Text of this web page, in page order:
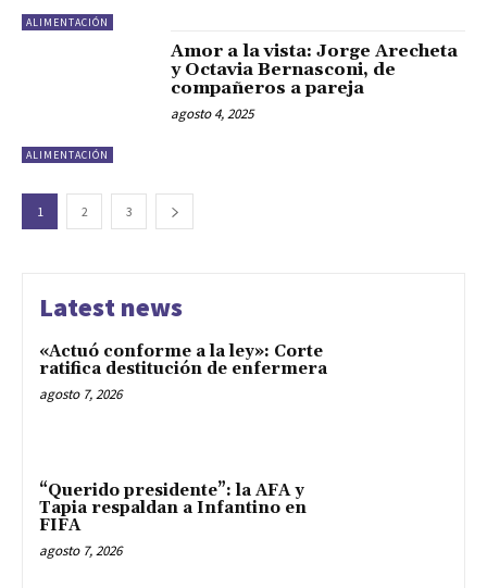
ALIMENTACIÓN
ALIMENTACIÓN
Amor a la vista: Jorge Arecheta
y Octavia Bernasconi, de
compañeros a pareja
agosto 4, 2025
1 2 3
Latest news
«Actuó conforme a la ley»: Corte
ratifica destitución de enfermera
agosto 7, 2026
“Querido presidente”: la AFA y
Tapia respaldan a Infantino en
FIFA
agosto 7, 2026